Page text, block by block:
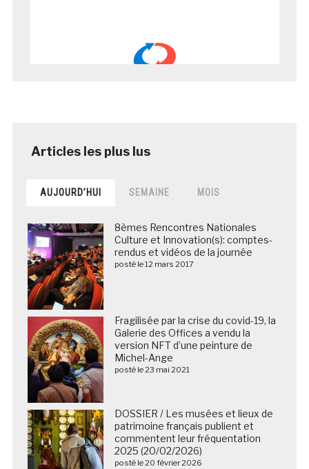
AUJOURD’HUI SEMAINE MOIS
8èmes Rencontres Nationales
Culture et Innovation(s): comptes-
rendus et vidéos de la journée
posté le 12 mars 2017
Fragilisée par la crise du covid-19, la
Galerie des Offices a vendu la
version NFT d’une peinture de
Michel-Ange
posté le 23 mai 2021
DOSSIER / Les musées et lieux de
patrimoine français publient et
commentent leur fréquentation
2025 (20/02/2026)
posté le 20 février 2026